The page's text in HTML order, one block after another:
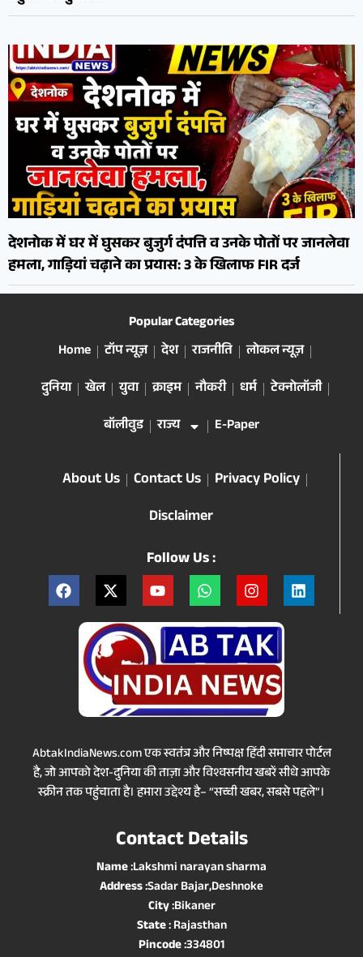
देशनोक में घर में घुसकर बुजुर्ग दंपत्ति व उनके पोतों पर जानलेवा
हमला, गाड़ियां चढ़ाने का प्रयास: 3 के खिलाफ FIR दर्ज
Popular Categories
Home
टॉप न्यूज़ देश राजनीति
लोकल न्यूज़
दुनिया
खेल युवा क्राइम नौकरी धर्म
टेक्नोलॉजी
बॉलीवुड
राज्य E-Paper
About Us Contact Us
Privacy Policy
Disclaimer
Follow Us :
AbtakIndiaNews.com एक स्वतंत्र और निष्पक्ष हिंदी समाचार पोर्टल
है, जो आपको देश-दुनिया की ताज़ा और विश्वसनीय खबरें सीधे आपके
स्क्रीन तक पहुंचाता है। हमारा उद्देश्य है– “सच्ची खबर, सबसे पहले”।
Contact Details
Name:Lakshmi narayan sharma
Address:Sadar Bajar,Deshnoke
City:Bikaner
State: Rajasthan
Pincode:334801